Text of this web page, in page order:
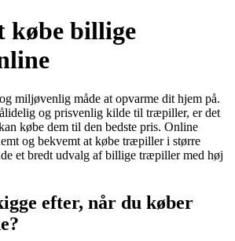
købe billige
miljøvenlig måde at opvarme dit hjem på.
og prisvenlig kilde til træpiller, er det
købe dem til den bedste pris. Online
og bekvemt at købe træpiller i større
et bredt udvalg af billige træpiller med høj
efter, når du køber